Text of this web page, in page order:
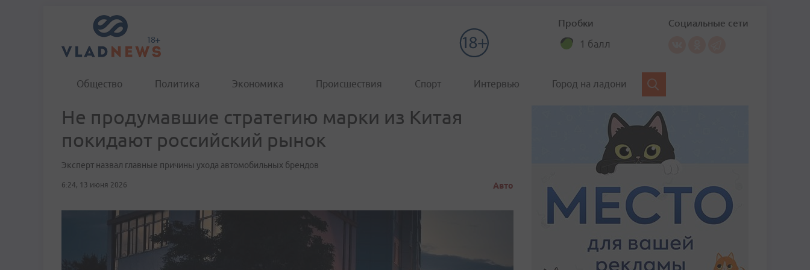
Пробки
1 балл
Социальные сети
Общество Политика Экономика Происшествия Спорт Интервью Город на ладони
Не продумавшие стратегию марки из Китая
покидают российский рынок
Эксперт назвал главные причины ухода автомобильных брендов
6:24, 13 июня 2026 Авто